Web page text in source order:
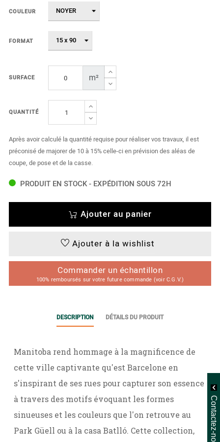
COULEUR
FORMAT
SURFACE m²
QUANTITÉ
Après avoir calculé la quantité requise pour réaliser vos travaux, il est
préconisé de majorer de 10 à 15% celle-ci en prévision des aléas de
coupe, de pose et de la casse.
PRODUIT EN STOCK - EXPÉDITION SOUS 72H
Ajouter au panier
Ajouter à la wishlist
Commander un échantillon
100% remboursés sur votre future commande (voir C.G.V.)
DESCRIPTION DÉTAILS DU PRODUIT
Manitoba rend hommage à la magnificence de
cette ville captivante qu'est Barcelone en
s'inspirant de ses rues pour capturer son essence
à travers des motifs évoquant les formes
sinueuses et les couleurs que l'on retrouve au
Park Güell ou à la casa Batlló. Cette collection,
Contactez-nous